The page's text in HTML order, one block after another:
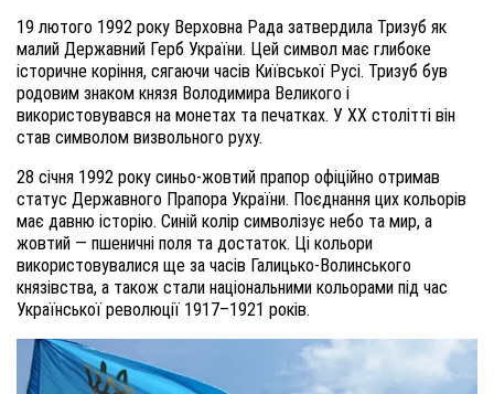
19 лютого 1992 року Верховна Рада затвердила Тризуб як
малий Державний Герб України. Цей символ має глибоке
історичне коріння, сягаючи часів Київської Русі. Тризуб був
родовим знаком князя Володимира Великого і
використовувався на монетах та печатках. У XX столітті він
став символом визвольного руху.
28 січня 1992 року синьо-жовтий прапор офіційно отримав
статус Державного Прапора України. Поєднання цих кольорів
має давню історію. Синій колір символізує небо та мир, а
жовтий — пшеничні поля та достаток. Ці кольори
використовувалися ще за часів Галицько-Волинського
князівства, а також стали національними кольорами під час
Української революції 1917–1921 років.